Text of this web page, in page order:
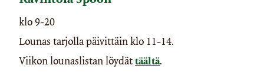
klo 9-20
Lounas tarjolla päivittäin klo 11-14.
Viikon lounaslistan löydättäältä.